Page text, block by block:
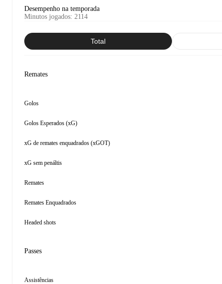
Desempenho na temporada
Minutos jogados: 2114
Total
Remates
Golos
Golos Esperados (xG)
xG de remates enquadrados (xGOT)
xG sem penáltis
Remates
Remates Enquadrados
Headed shots
Passes
Assistências